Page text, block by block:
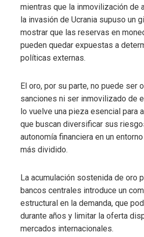
mientras que la inmovilización de
la invasión de Ucrania supuso un
mostrar que las reservas en
pueden quedar expuestas a
políticas externas.
El oro, por su parte, no puede ser
sanciones ni ser inmovilizado de
lo vuelve una pieza esencial para
que buscan diversificar sus
autonomía financiera en un
más dividido.
La acumulación sostenida de oro
bancos centrales introduce un
estructural en la demanda, que
durante años y limitar la oferta
mercados internacionales.